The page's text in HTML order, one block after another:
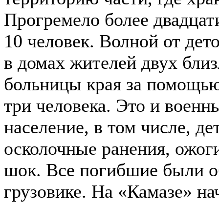
Прогремело более
10 человек. Волной от
в домах жителей двух
больницы края за
три человека. Это и
население, в том числе,
осколочные ранения,
шок. Все погибшие были
грузовике. На «Камазе»